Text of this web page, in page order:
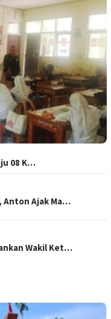
08 K…
Anton Ajak Ma…
Wakil Ket…